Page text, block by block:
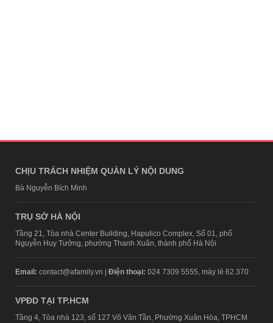
CHỊU TRÁCH NHIỆM QUẢN LÝ NỘI DUNG
Bà Nguyễn Bích Minh
TRỤ SỞ HÀ NỘI
Tầng 21, Tòa nhà Center Building, Hapulico Complex, Số 01, phố
Nguyễn Huy Tưởng, phường Thanh Xuân, thành phố Hà Nội
Email: contact@afamily.vn | Điện thoại: 024 7309 5555, máy lẻ 62.370
VPĐD TẠI TP.HCM
Tầng 4, Tòa nhà 123, số 127 Võ Văn Tần, Phường Xuân Hòa, TPHCM